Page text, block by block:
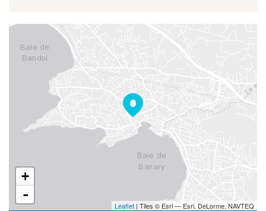
+
-
Leaflet | Tiles © Esri — Esri, DeLorme, NAVTEQ